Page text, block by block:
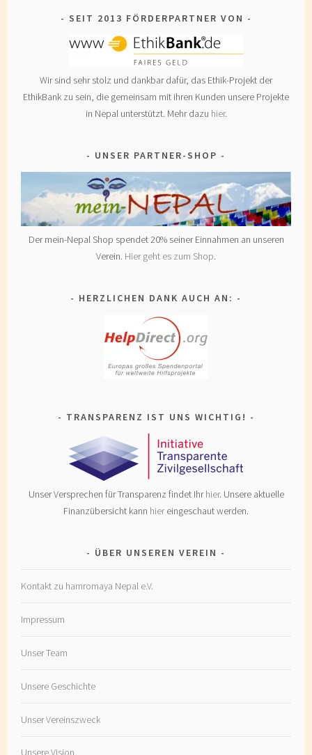
SEIT 2013 FÖRDERPARTNER VON
Wir sind sehr stolz und dankbar dafür, das Ethik-Projekt der
EthikBank zu sein, die gemeinsam mit ihren Kunden unsere Projekte
in Nepal unterstützt. Mehr dazu hier.
UNSER PARTNER-SHOP
Der mein-Nepal Shop spendet 20% seiner Einnahmen an unseren
Verein. Hier geht es zum Shop.
HERZLICHEN DANK AUCH AN:
TRANSPARENZ IST UNS WICHTIG!
Unser Versprechen für Transparenz findet Ihrhier. Unsere aktuelle
Finanzübersicht kann hiereingeschaut werden.
ÜBER UNSEREN VEREIN
Kontakt zu hamromaya Nepal e.V.
Impressum
Unser Team
Unsere Geschichte
Unser Vereinszweck